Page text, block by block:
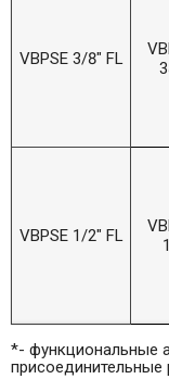
VBPSE 3/8" FL
VBPSE 1/2" FL
*- функциональные
присоединительные